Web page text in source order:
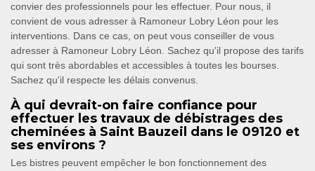
convier des professionnels pour les effectuer. Pour nous, il
convient de vous adresser à Ramoneur Lobry Léon pour les
interventions. Dans ce cas, on peut vous conseiller de vous
adresser à Ramoneur Lobry Léon. Sachez qu'il propose des tarifs
qui sont très abordables et accessibles à toutes les bourses.
Sachez qu'il respecte les délais convenus.
À qui devrait-on faire confiance pour
effectuer les travaux de débistrages des
cheminées à Saint Bauzeil dans le 09120 et
ses environs ?
Les bistres peuvent empêcher le bon fonctionnement des